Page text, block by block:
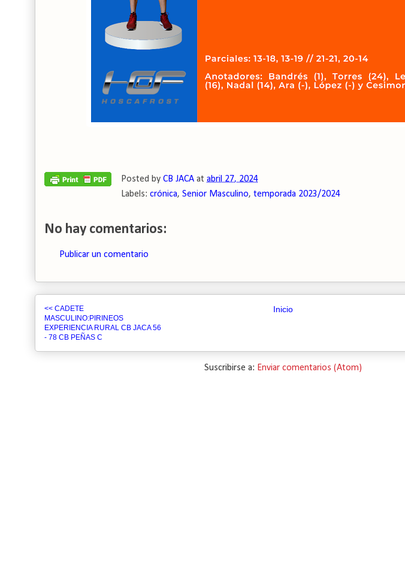
Posted by CB JACA at abril 27, 2024
Labels: crónica, Senior Masculino, temporada 2023/2024
No hay comentarios:
Publicar un comentario
<< CADETE
MASCULINO:PIRINEOS
EXPERIENCIA RURAL CB JACA 56
- 78 CB PEÑAS C
Inicio
Suscribirse a: Enviar comentarios (Atom)